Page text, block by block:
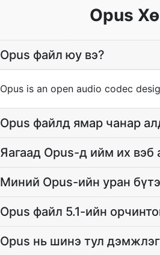
Opus
Opus файл юу вэ?
Opus is an open audio codec
Opus файлд ямар чанар
Яагаад Opus-д ийм их вэб
Миний Opus-ийн уран
Opus файл 5.1-ийн
Opus нь шинэ тул